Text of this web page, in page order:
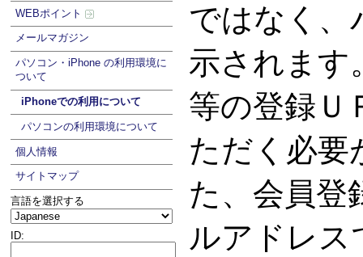
WEBポイント
メールマガジン
パソコン・iPhone の利用環境に
ついて
iPhoneでの利用について
パソコンの利用環境について
個人情報
サイトマップ
言語を選択する
ID:
ではなく、
示されます
等の登録Ｕ
ただく必要
た、会員登
ルアドレス